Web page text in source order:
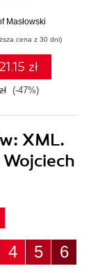
Masłowski
cena z 30 dni)
21.15 zł
(-47%)
XML.
6
5
4